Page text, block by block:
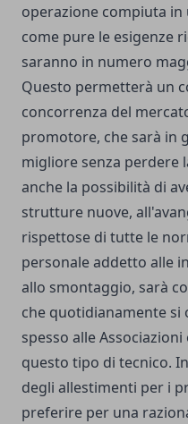
operazione compiuta in
come pure le esigenze
saranno in numero
Questo permetterà un
concorrenza del
promotore, che sarà in
migliore senza perdere
anche la possibilità di
strutture nuove,
rispettose di tutte le
personale addetto alle
allo smontaggio, sarà
che quotidianamente
spesso alle
questo tipo di tecnico.
degli allestimenti per i
preferire per una